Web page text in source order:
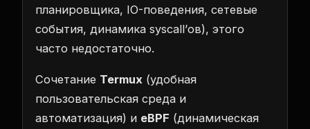
планировщика, IO-поведения, сетевые
события, динамика syscall’ов), этого
часто недостаточно.
Сочетание Termux (удобная
пользовательская среда и
автоматизация) и eBPF (динамическая